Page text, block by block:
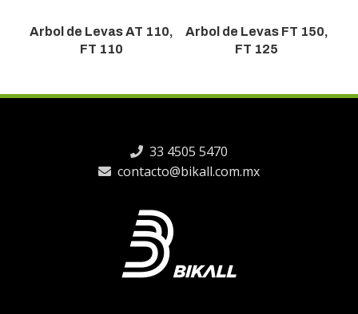
Arbol de Levas AT 110,
FT 110
Arbol de Levas FT 150,
FT 125
33 4505 5470
contacto@bikall.com.mx